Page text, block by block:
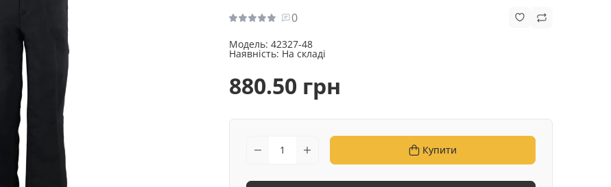
0
Модель: 42327-48
Наявність: На складі
880.50 грн
Купити